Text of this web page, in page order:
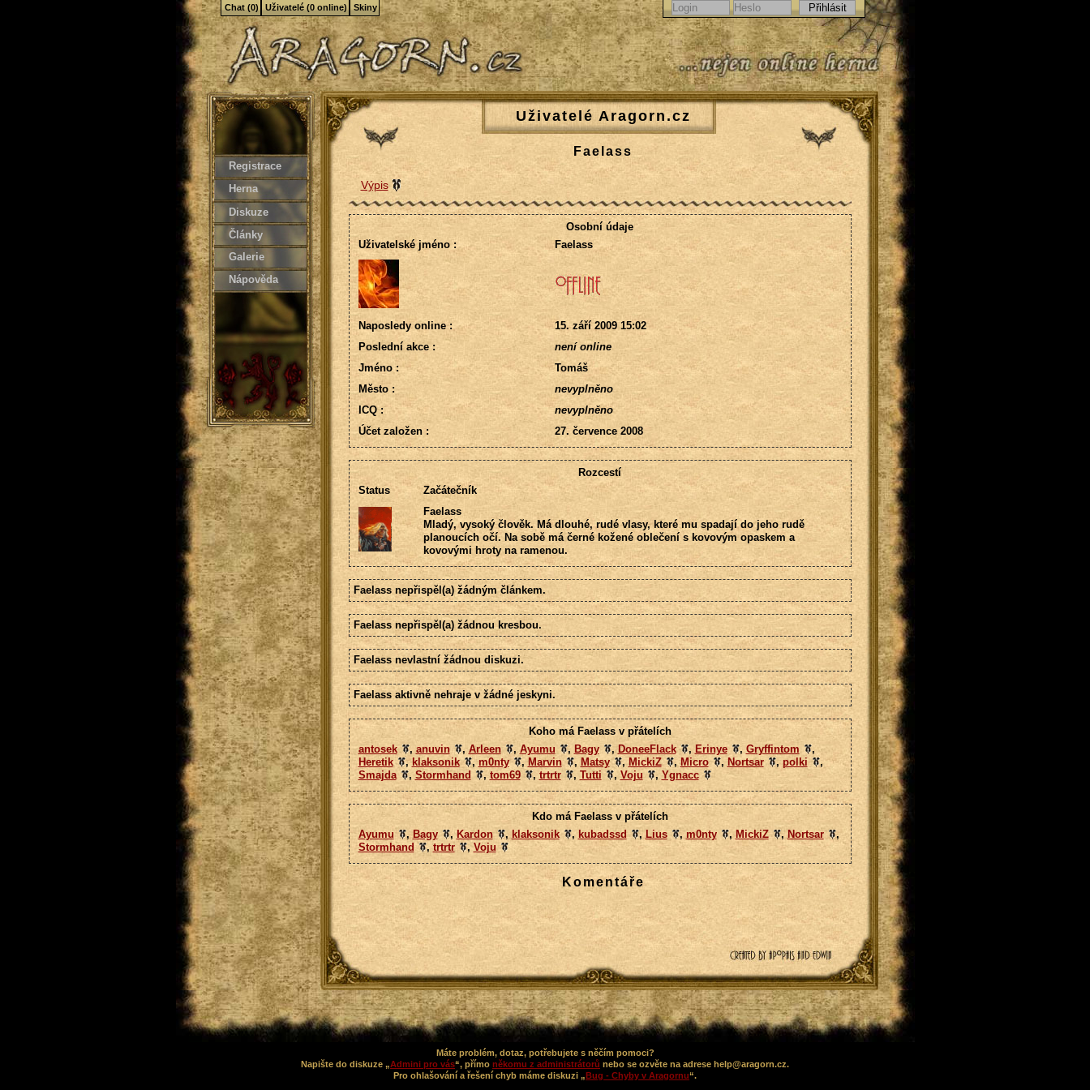
Registrace
Herna
Diskuze
Články
Galerie
Nápověda
Uživatelé Aragorn.cz
Faelass
Výpis
Osobní údaje
Uživatelské jméno :
Faelass
Naposledy online :
15. září 2009 15:02
Poslední akce :
není online
Jméno :
Tomáš
Město :
nevyplněno
ICQ :
nevyplněno
Účet založen :
27. července 2008
Rozcestí
Status
Začátečník
Faelass
Mladý, vysoký člověk. Má dlouhé, rudé vlasy, které mu spadají do jeho rudě
planoucích očí. Na sobě má černé kožené oblečení s kovovým opaskem a
kovovými hroty na ramenou.
Faelass nepřispěl(a) žádným článkem.
Faelass nepřispěl(a) žádnou kresbou.
Faelass nevlastní žádnou diskuzi.
Faelass aktivně nehraje v žádné jeskyni.
Koho má Faelass v přátelích
antosek
, anuvin , Arleen , Ayumu , Bagy ,DoneeFlack , Erinye , Gryffintom
,
Heretik
, klaksonik ,m0nty , Marvin , Matsy ,MickiZ ,Micro , Nortsar , polki
,
Smajda
, Stormhand , tom69 , trtrtr , Tutti , Voju , Ygnacc
Kdo má Faelass v přátelích
Ayumu
, Bagy ,Kardon , klaksonik , kubadssd ,Lius , m0nty , MickiZ , Nortsar
,
Stormhand
, trtrtr ,Voju
Komentáře
Máte problém, dotaz, potřebujete s něčím pomoci?
Napište do diskuze „Admini pro vás“, přímo někomu z administrátorů nebo se ozvěte na adrese help@aragorn.cz.
Pro ohlašování a řešení chyb máme diskuzi „Bug - Chyby v Aragornu“.
Chat (0) Uživatelé (0 online) Skiny